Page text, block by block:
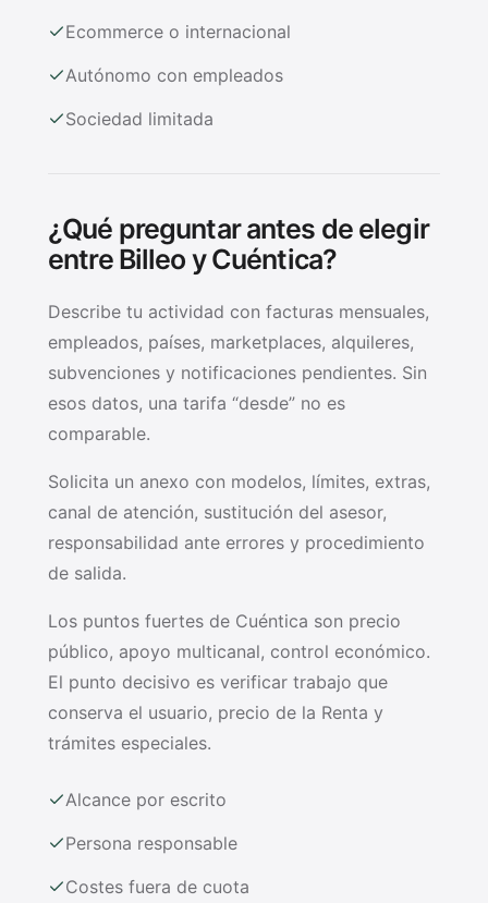
Ecommerce o internacional
Autónomo con empleados
Sociedad limitada
¿Qué preguntar antes de elegir
entre Billeo y Cuéntica?
Describe tu actividad con facturas mensuales,
empleados, países, marketplaces, alquileres,
subvenciones y notificaciones pendientes. Sin
esos datos, una tarifa “desde” no es
comparable.
Solicita un anexo con modelos, límites, extras,
canal de atención, sustitución del asesor,
responsabilidad ante errores y procedimiento
de salida.
Los puntos fuertes de Cuéntica son precio
público, apoyo multicanal, control económico.
El punto decisivo es verificar trabajo que
conserva el usuario, precio de la Renta y
trámites especiales.
Alcance por escrito
Persona responsable
Costes fuera de cuota